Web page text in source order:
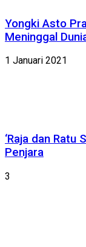
Yongki Asto
Meninggal
1 Januari 2021
‘Raja dan Ratu
Penjara
3